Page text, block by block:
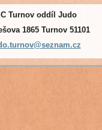
Turnov oddíl Judo
1865 Turnov 51101
nov@seznam.cz